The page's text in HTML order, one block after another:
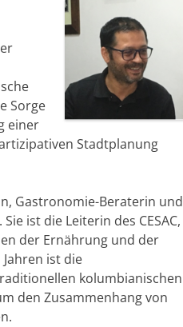
Sorge
einer
Stadtplanung
Gastronomie-Beraterin und
ist die Leiterin des CESAC,
der Ernährung und der
ist die
kolumbianischen
den Zusammenhang von